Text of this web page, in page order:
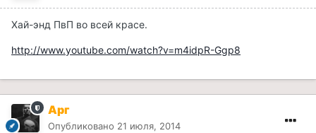
Хай-энд ПвП во всей красе.
http://www.youtube.com/watch?v=m4idpR-Ggp8
Арг
Опубликовано 21 июля, 2014